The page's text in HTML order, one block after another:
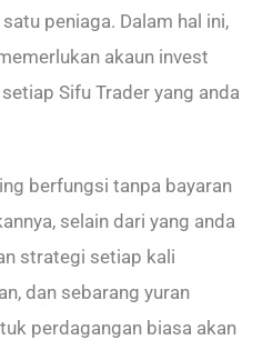
peniaga. Dalam hal ini,
akaun invest
Sifu Trader yang anda
berfungsi tanpa bayaran
selain dari yang anda
strategi setiap kali
dan sebarang yuran
perdagangan biasa akan